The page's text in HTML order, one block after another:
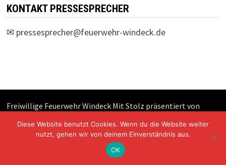
KONTAKT PRESSESPRECHER
✉ pressesprecher@feuerwehr-windeck.de
Freiwillige Feuerwehr Windeck Mit Stolz präsentiert von
Diese Website benutzt Cookies. Wenn du die Website weiter
nutzt, gehen wir von deinem Einverständnis aus.
OK